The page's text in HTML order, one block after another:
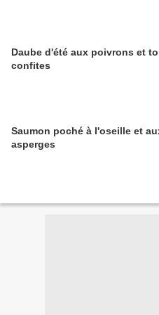
Daube d'été aux poivrons et
confites
Saumon poché à l'oseille et
asperges